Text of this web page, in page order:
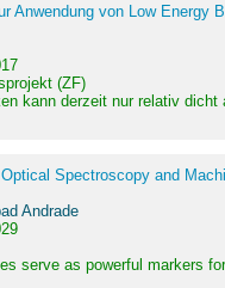
Anwendung von Low Energy
(ZF)
kann derzeit nur relativ
Spectroscopy and
Andrade
serve as powerful markers